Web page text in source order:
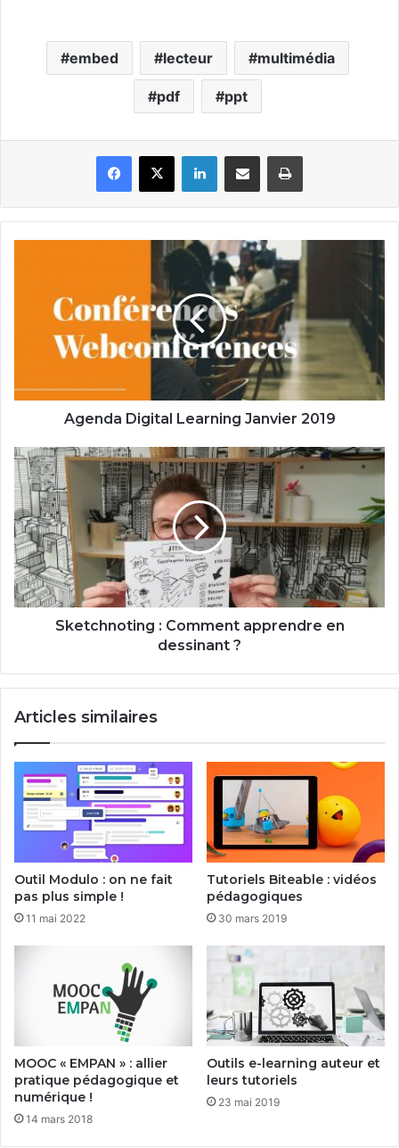
embed lecteur multimédia
pdf ppt
Facebook
X LinkedinPartager par email Imprimer
Janvier
Agenda Digital Learning Janvier 2019
Sketchnoting
:
Comment
apprendre
en
dessinant
?
Sketchnoting : Comment apprendre en
dessinant ?
Articles similaires
Outil Modulo : on ne fait
pas plus simple !
11 mai 2022
Tutoriels Biteable : vidéos
pédagogiques
30 mars 2019
MOOC « EMPAN » : allier
pratique pédagogique et
numérique !
14 mars 2018
Outils e-learning auteur et
leurs tutoriels
23 mai 2019